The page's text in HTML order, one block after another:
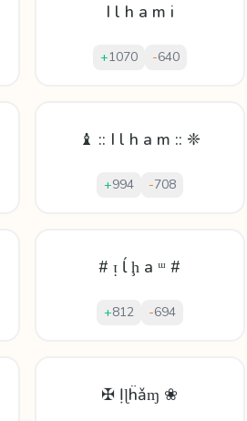
I l h a m i
+1070 -640
♝ :: I l h a m :: ❈
+994 -708
# ᴉ ĺ ḩ a ᵚ #
+812 -694
✠ Ịɭḧǎɱ ❀